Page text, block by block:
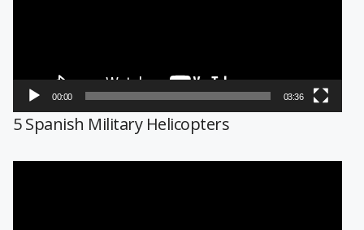
00:00 03:36
5 Spanish Military Helicopters